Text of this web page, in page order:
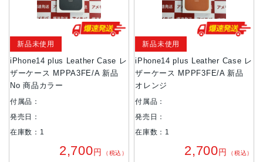
iPhone14 plus Leather Case レ
ザーケース MPPA3FE/A 新品
No 商品カラー
新品未使用
付属品：
発売日：
在庫数：1
2,700円 （税込）
iPhone14 plus Leather Case レ
ザーケース MPPF3FE/A 新品
オレンジ
新品未使用
付属品：
発売日：
在庫数：1
2,700円 （税込）